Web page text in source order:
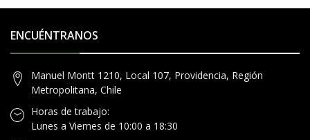
ENCUÉNTRANOS
Manuel Montt 1210, Local 107, Providencia, Región
Metropolitana, Chile
Horas de trabajo:
Lunes a Viernes de 10:00 a 18:30